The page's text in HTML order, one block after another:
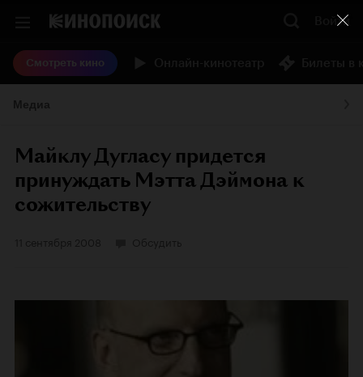
Войти
Смотреть кино
Майклу Дугласу придется
принуждать Мэтта Дэймона к
сожительству